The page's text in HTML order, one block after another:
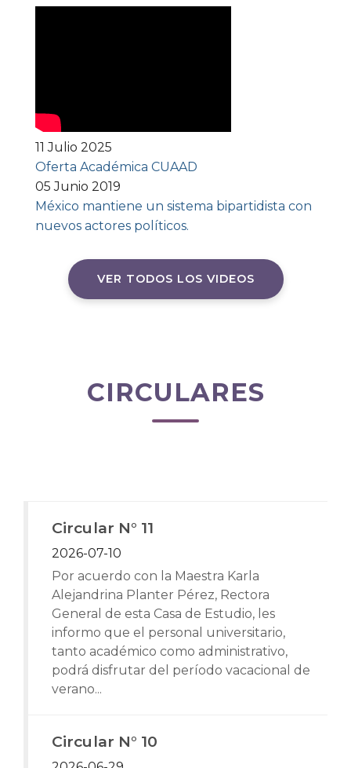
11 Julio 2025
Oferta Académica CUAAD
05 Junio 2019
México mantiene un sistema bipartidista con
nuevos actores políticos.
VER TODOS LOS VIDEOS
CIRCULARES
Circular N° 11
2026-07-10
Por acuerdo con la Maestra Karla
Alejandrina Planter Pérez, Rectora
General de esta Casa de Estudio, les
informo que el personal universitario,
tanto académico como administrativo,
podrá disfrutar del período vacacional de
verano...
Circular N° 10